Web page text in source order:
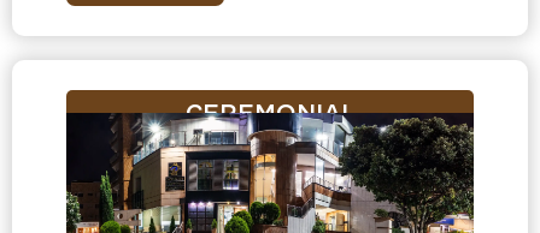
CEREMONIAL